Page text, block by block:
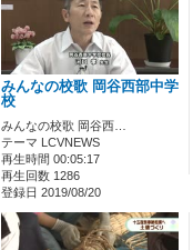
みんなの校歌 岡谷西部中学
校
みんなの校歌 岡谷西…
テーマ LCVNEWS
再生時間 00:05:17
再生回数 1286
登録日 2019/08/20